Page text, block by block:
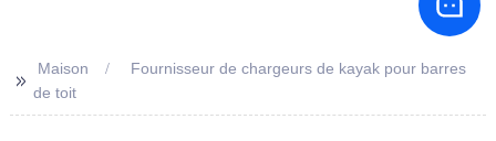
>> Maison
Fournisseur de chargeurs de kayak pour barres
de toit